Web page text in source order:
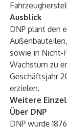
Ausblick
DNP plant den
sowie in Nicht-
Wachstum zu
Geschäftsjahr
erzielen.
Weitere
Über DNP
DNP wurde